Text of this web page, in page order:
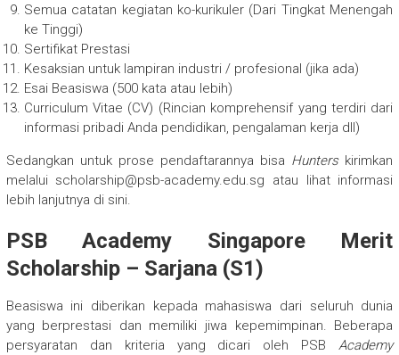
Semua catatan kegiatan ko-kurikuler (Dari Tingkat Menengah
ke Tinggi)
Sertifikat Prestasi
Kesaksian untuk lampiran industri / profesional (jika ada)
Esai Beasiswa (500 kata atau lebih)
Curriculum Vitae (CV) (Rincian komprehensif yang terdiri dari
informasi pribadi Anda pendidikan, pengalaman kerja dll)
Sedangkan untuk prose pendaftarannya bisa Hunterskirimkan
melalui scholarship@psb-academy.edu.sg atau lihat informasi
lebih lanjutnya di sini.
PSB Academy Singapore Merit
Scholarship – Sarjana (S1)
Beasiswa ini diberikan kepada mahasiswa dari seluruh dunia
yang berprestasi dan memiliki jiwa kepemimpinan. Beberapa
persyaratan dan kriteria yang dicari oleh PSBAcademy